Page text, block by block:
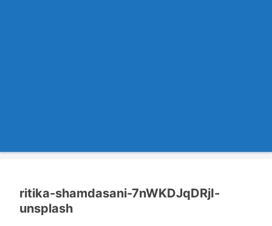
ritika-shamdasani-7nWKDJqDRjI-
unsplash